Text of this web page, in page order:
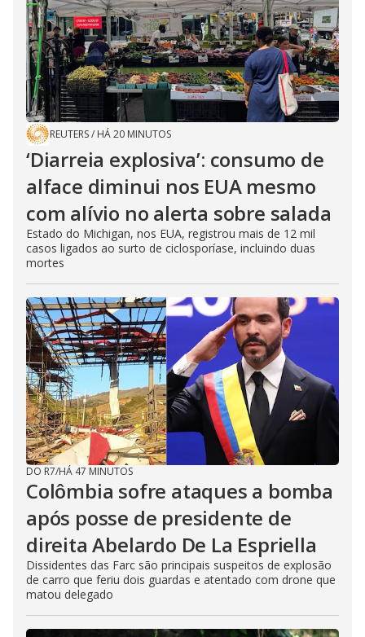
REUTERS/ HÁ 20 MINUTOS
‘Diarreia explosiva’: consumo de
alface diminui nos EUA mesmo
com alívio no alerta sobre salada
Estado do Michigan, nos EUA, registrou mais de 12 mil
casos ligados ao surto de ciclosporíase, incluindo duas
mortes
DO R7/HÁ 47 MINUTOS
Colômbia sofre ataques a bomba
após posse de presidente de
direita Abelardo De La Espriella
Dissidentes das Farc são principais suspeitos de explosão
de carro que feriu dois guardas e atentado com drone que
matou delegado